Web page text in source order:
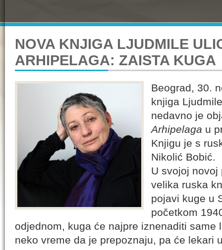
NOVA KNJIGA LJUDMILE
ARHIPELAGA: ZAISTA KUGA
Beograd, 30.
knjiga
nedavno je
Arhipelaga u
Knjigu je s
Nikolić Bobić.
U svojoj
velika ruska
pojavi kuge u
početkom
odjednom, kuga će najpre iznenaditi same
neko vreme da je prepoznaju, pa će lekari